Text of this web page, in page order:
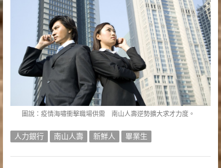
圖說：疫情海嘯衝擊職場供需 南山人壽逆勢擴大求才力度。
人力銀行 南山人壽 新鮮人 畢業生